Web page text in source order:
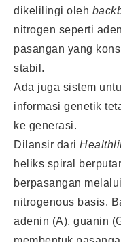
dikelilingi oleh
nitrogen seperti
pasangan yang
stabil.
Ada juga sistem
informasi genetik
ke generasi.
Dilansir dari
heliks spiral
berpasangan
nitrogenous basis.
adenin (A), guanin